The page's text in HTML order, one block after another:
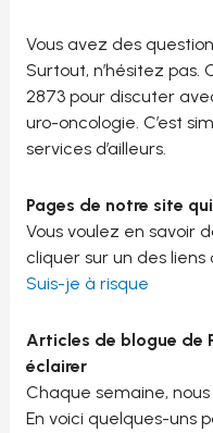
Vous avez des
Surtout, n’hésitez pas.
2873 pour discuter
uro-oncologie. C’est
services d’ailleurs.
Pages de notre site
Vous voulez en savoir
cliquer sur un des liens
Suis-je à risque
Articles de blogue de
éclairer
Chaque semaine,
En voici quelques-uns